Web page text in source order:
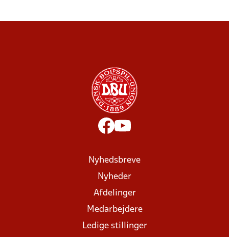
Nyhedsbreve
Nyheder
Afdelinger
Medarbejdere
Ledige stillinger